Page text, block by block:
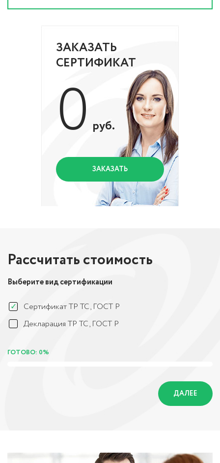
ЗАКАЗАТЬ
СЕРТИФИКАТ
0 руб.
ЗАКАЗАТЬ
Рассчитать стоимость
Выберите вид сертификации
Сертификат ТР ТС, ГОСТ Р
Декларация ТР ТС, ГОСТ Р
ГОТОВО: 0%
ДАЛЕЕ